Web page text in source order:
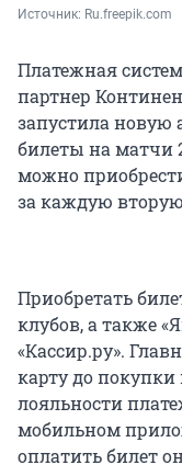
Источник: Ru.freepik.com
Платежная
партнер
запустила новую
билеты на матчи
можно
за каждую
Приобретать
клубов, а также
«Кассир.ру».
карту до
лояльности
мобильном
оплатить билет